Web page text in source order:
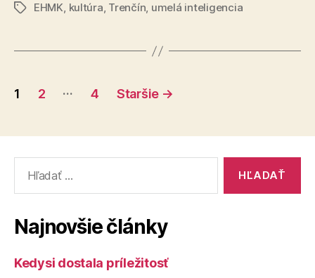
Vitázek“
Značky
EHMK, kultúra, Trenčín, umelá inteligencia
Stránkovanie
1 2 … 4 Staršie →
Najnovšie články
Kedysi dostala príležitosť